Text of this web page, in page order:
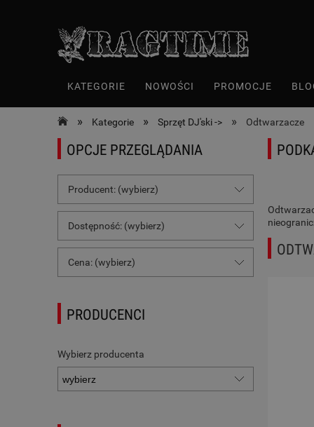
KATEGORIE NOWOŚCI PROMOCJE
» Kategorie » Sprzęt DJ'ski -> » Odtwarzacze
OPCJE PRZEGLĄDANIA
Producent: (wybierz)
Dostępność: (wybierz)
Cena: (wybierz)
PRODUCENCI
Wybierz producenta